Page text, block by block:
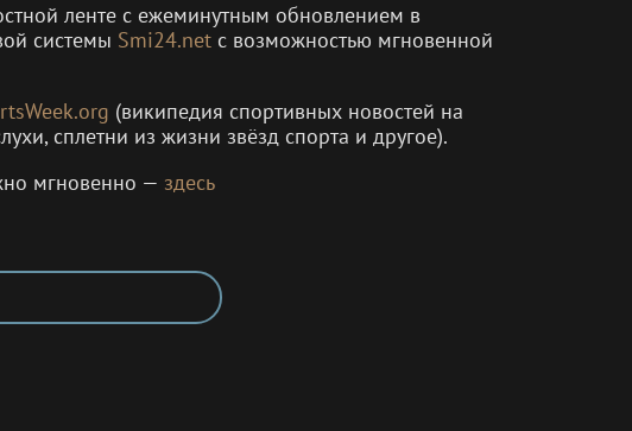
ленте с ежеминутным обновлением в
системы Smi24.net с возможностью мгновенной
(википедия спортивных новостей на
сплетни из жизни звёзд спорта и другое).
мгновенно — здесь